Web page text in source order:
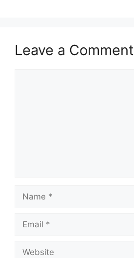
Leave a Comment
Name
Email
Website